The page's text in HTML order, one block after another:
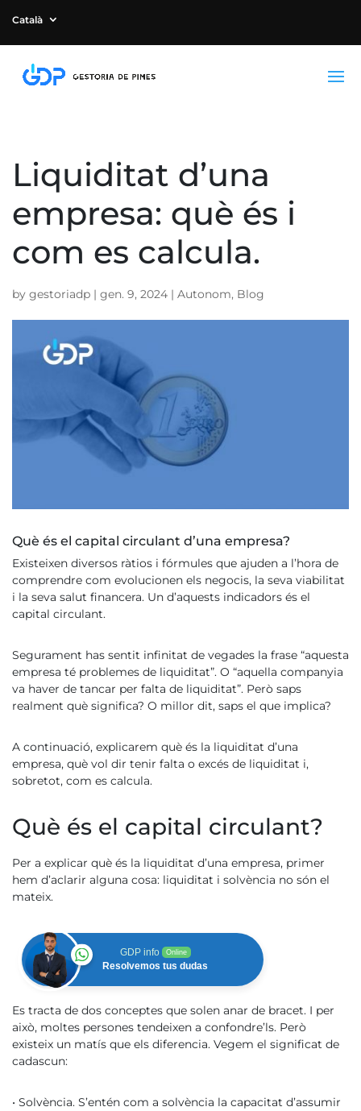
Català
Liquiditat d’una
empresa: què és i
com es calcula.
by gestoriadp | gen. 9, 2024 | Autonom, Blog
Què és el capital circulant d’una empresa?
Existeixen diversos ràtios i fórmules que ajuden a l’hora de
comprendre com evolucionen els negocis, la seva viabilitat
i la seva salut financera. Un d’aquests indicadors és el
capital circulant.
Segurament has sentit infinitat de vegades la frase “aquesta
empresa té problemes de liquiditat”. O “aquella companyia
va haver de tancar per falta de liquiditat”. Però saps
realment què significa? O millor dit, saps el que implica?
A continuació, explicarem què és la liquiditat d’una
empresa, què vol dir tenir falta o excés de liquiditat i,
sobretot, com es calcula.
Què és el capital circulant?
Per a explicar què és la liquiditat d’una empresa, primer
hem d’aclarir alguna cosa: liquiditat i solvència no són el
mateix.
GDP info Online
Resolvemos tus dudas
Es tracta de dos conceptes que solen anar de bracet. I per
això, moltes persones tendeixen a confondre’ls. Però
existeix un matís que els diferencia. Vegem el significat de
cadascun:
• Solvència. S’entén com a solvència la capacitat d’assumir